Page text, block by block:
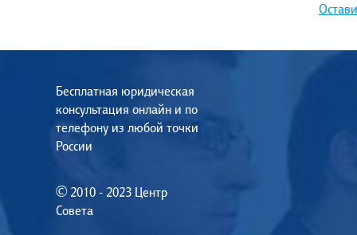
Бесплатная юридическая
консультация онлайн и по
телефону из любой точки
России
© 2010 - 2023 Центр
Совета